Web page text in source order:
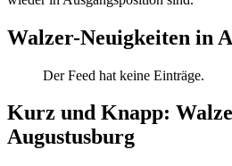
Walzer-Neuigkeiten in
Der Feed hat keine Einträge.
Kurz und Knapp:
Augustusburg